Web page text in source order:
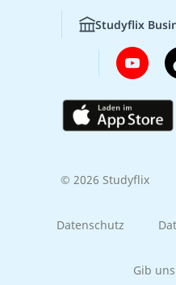
Studyflix
© 2026 Studyflix
Datenschutz
Gib